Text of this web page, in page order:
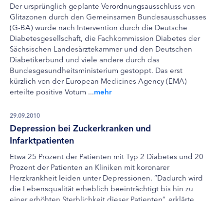
Der ursprünglich geplante Verordnungsausschluss von
Glitazonen durch den Gemeinsamen Bundesausschusses
(G-BA) wurde nach Intervention durch die Deutsche
Diabetesgesellschaft, die Fachkommission Diabetes der
Sächsischen Landesärztekammer und den Deutschen
Diabetikerbund und viele andere durch das
Bundesgesundheitsministerium gestoppt. Das erst
kürzlich von der European Medicines Agency (EMA)
erteilte positive Votum ...mehr
29.09.2010
Depression bei Zuckerkranken und
Infarktpatienten
Etwa 25 Prozent der Patienten mit Typ 2 Diabetes und 20
Prozent der Patienten an Kliniken mit koronarer
Herzkrankheit leiden unter Depressionen. “Dadurch wird
die Lebensqualität erheblich beeinträchtigt bis hin zu
einer erhöhten Sterblichkeit dieser Patienten”, erklärte